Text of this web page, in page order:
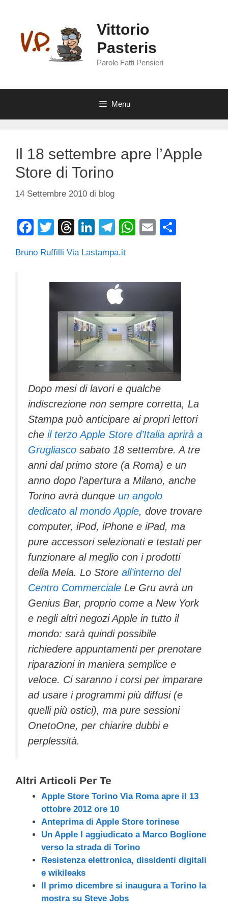
contenuto
Vittorio
Pasteris
Parole Fatti Pensieri
Menu
Il 18 settembre apre l’Apple
Store di Torino
14 Settembre 2010 di blog
F
c
T
tt
T
e
s
Li
k
dI
n
T
e
a
m
W
A
p
p
E
Bruno Ruffilli Via Lastampa.it
Dopo mesi di lavori e qualche
indiscrezione non sempre corretta, La
Stampa può anticipare ai propri lettori
che il terzo Apple Store d’Italia aprirà a
Grugliasco sabato 18 settembre. A tre
anni dal primo store (a Roma) e un
anno dopo l’apertura a Milano, anche
Torino avrà dunque un angolo
dedicato al mondo Apple, dove trovare
computer, iPod, iPhone e iPad, ma
pure accessori selezionati e testati per
funzionare al meglio con i prodotti
della Mela. Lo Store all’interno del
Centro Commerciale Le Gru avrà un
Genius Bar, proprio come a New York
e negli altri negozi Apple in tutto il
mondo: sarà quindi possibile
richiedere appuntamenti per prenotare
riparazioni in maniera semplice e
veloce. Ci saranno i corsi per imparare
ad usare i programmi più diffusi (e
quelli più ostici), ma pure sessioni
OnetoOne, per chiarire dubbi e
perplessità.
Altri Articoli Per Te
Apple Store Torino Via Roma apre il 13
ottobre 2012 ore 10
Anteprima di Apple Store torinese
Un Apple I aggiudicato a Marco Boglione
verso la strada di Torino
Resistenza elettronica, dissidenti digitali
e wikileaks
Il primo dicembre si inaugura a Torino la
mostra su Steve Jobs